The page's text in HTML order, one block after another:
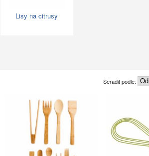
Lisy na citrusy
Seřadit podle: